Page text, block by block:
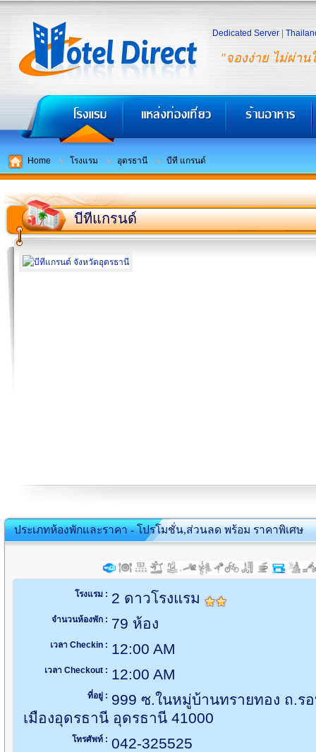
"จองง่าย ไม่ผ่าน
Dedicated Server
Home โรงแรม อุดรธานี บีที แกรนด์
บีทีแกรนด์
ประเภทห้องพักและราคา - โปรโมชั่น,ส่วนลด พร้อม ราคาพิเศษ
โรงแรม : 2 ดาวโรงแรม
จำนวนห้องพัก : 79 ห้อง
เวลา Checkin : 12:00 AM
เวลา Checkout : 12:00 AM
ที่อยู่ : 999 ซ.ในหมู่บ้านทรายทอง ถ.ร
เมืองอุดรธานี อุดรธานี 41000
โทรศัพท์ : 042-325525